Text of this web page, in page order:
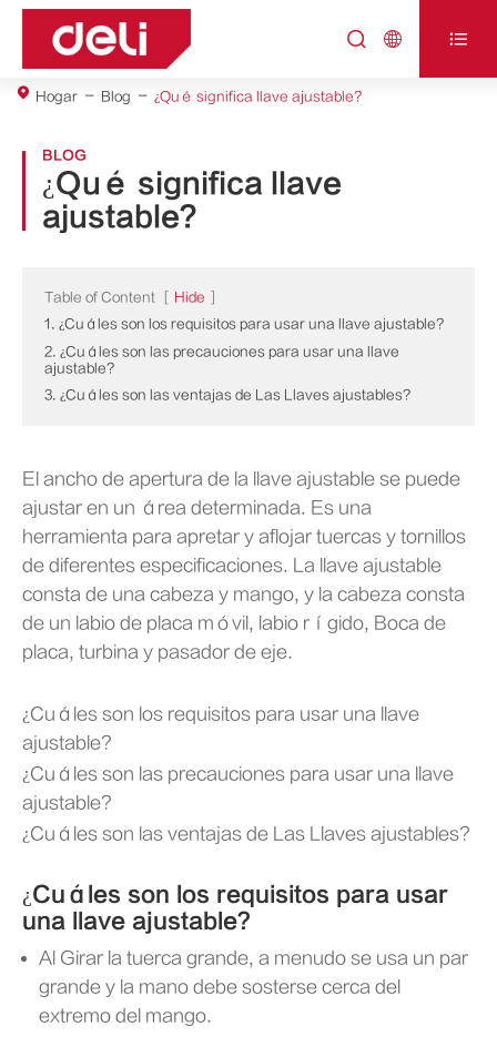
  
Hogar Blog ¿Qué significa llave ajustable?
BLOG
¿Qué significa llave
ajustable?
Table of Content Hide
1. ¿Cuáles son los requisitos para usar una llave ajustable?
2. ¿Cuáles son las precauciones para usar una llave
ajustable?
3. ¿Cuáles son las ventajas de Las Llaves ajustables?
El ancho de apertura de la llave ajustable se puede
ajustar en un área determinada. Es una
herramienta para apretar y aflojar tuercas y tornillos
de diferentes especificaciones. La llave ajustable
consta de una cabeza y mango, y la cabeza consta
de un labio de placa móvil, labio rígido, Boca de
placa, turbina y pasador de eje.
¿Cuáles son los requisitos para usar una llave
ajustable?
¿Cuáles son las precauciones para usar una llave
ajustable?
¿Cuáles son las ventajas de Las Llaves ajustables?
¿Cuáles son los requisitos para usar
una llave ajustable?
Al Girar la tuerca grande, a menudo se usa un par
grande y la mano debe sosterse cerca del
extremo del mango.